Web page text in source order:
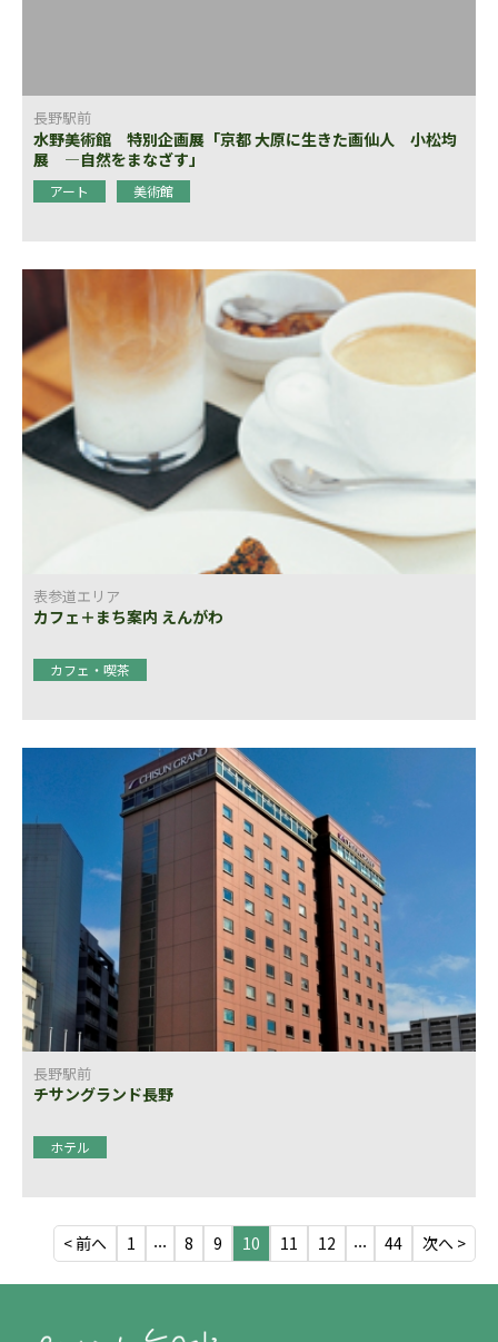
長野駅前
水野美術館 特別企画展「京都 大原に生きた画仙人 小松均
展 ―自然をまなざす」
アート 美術館
表参道エリア
カフェ＋まち案内 えんがわ
カフェ・喫茶
長野駅前
チサングランド長野
ホテル
< 前へ 1 ... 8 9 10 11 12 ... 44 次へ >